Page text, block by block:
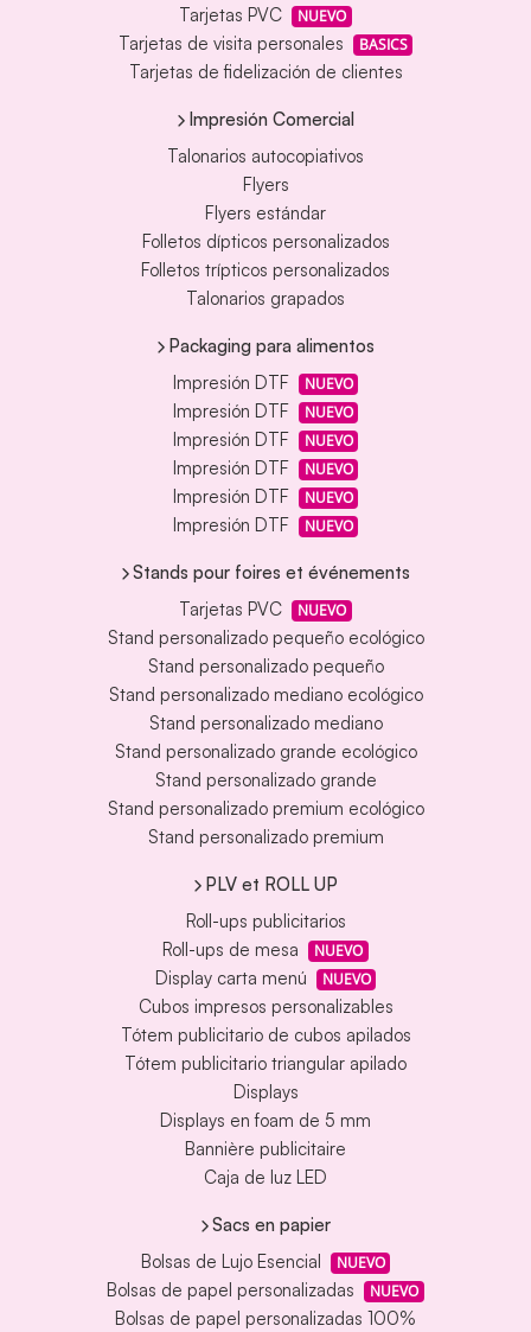
Tarjetas PVC
NUEVO
Tarjetas de visita personales BASICS
Tarjetas de fidelización de clientes
Impresión Comercial
Talonarios autocopiativos
Flyers
Flyers estándar
Folletos dípticos personalizados
Folletos trípticos personalizados
Talonarios grapados
Packaging para alimentos
Impresión DTF
NUEVO
Impresión DTF NUEVO
Impresión DTF NUEVO
Impresión DTF NUEVO
Impresión DTF NUEVO
Impresión DTF NUEVO
Stands pour foires et événements
Tarjetas PVC
NUEVO
Stand personalizado pequeño ecológico
Stand personalizado pequeño
Stand personalizado mediano ecológico
Stand personalizado mediano
Stand personalizado grande ecológico
Stand personalizado grande
Stand personalizado premium ecológico
Stand personalizado premium
PLV et ROLL UP
Roll-ups publicitarios
Roll-ups de mesa
NUEVO
Display carta menú NUEVO
Cubos impresos personalizables
Tótem publicitario de cubos apilados
Tótem publicitario triangular apilado
Displays
Displays en foam de 5 mm
Bannière publicitaire
Caja de luz LED
Sacs en papier
Bolsas de Lujo Esencial
NUEVO
Bolsas de papel personalizadas NUEVO
Bolsas de papel personalizadas 100%